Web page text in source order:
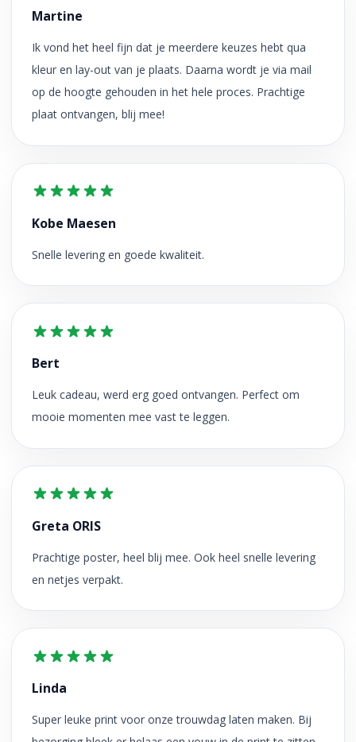
Martine
Ik vond het heel fijn dat je meerdere keuzes hebt qua
kleur en lay-out van je plaats. Daarna wordt je via mail
op de hoogte gehouden in het hele proces. Prachtige
plaat ontvangen, blij mee!
Kobe Maesen
Snelle levering en goede kwaliteit.
Bert
Leuk cadeau, werd erg goed ontvangen. Perfect om
mooie momenten mee vast te leggen.
Greta ORIS
Prachtige poster, heel blij mee. Ook heel snelle levering
en netjes verpakt.
Linda
Super leuke print voor onze trouwdag laten maken. Bij